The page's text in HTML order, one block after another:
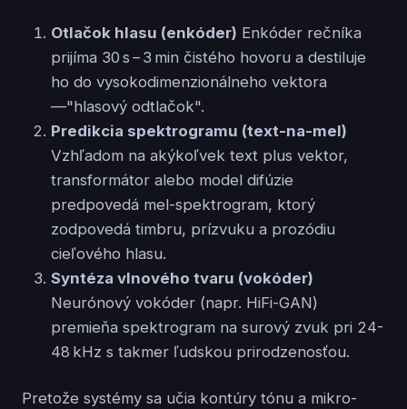
Otlačok hlasu (enkóder) Enkóder rečníka
prijíma 30 s – 3 min čistého hovoru a destiluje
ho do vysokodimenzionálneho vektora
—"hlasový odtlačok".
Predikcia spektrogramu (text-na-mel)
Vzhľadom na akýkoľvek text plus vektor,
transformátor alebo model difúzie
predpovedá mel-spektrogram, ktorý
zodpovedá timbru, prízvuku a prozódiu
cieľového hlasu.
Syntéza vlnového tvaru (vokóder)
Neurónový vokóder (napr. HiFi-GAN)
premieňa spektrogram na surový zvuk pri 24-
48 kHz s takmer ľudskou prirodzenosťou.
Pretože systémy sa učia kontúry tónu a mikro-